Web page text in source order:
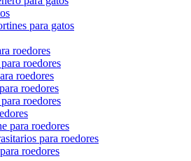
para gatos
roedores
roedores
roedores
roedores
roedores
para roedores
para roedores
roedores